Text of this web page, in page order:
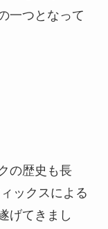
一つとなって
の歴史も長
ックスによる
げてきまし